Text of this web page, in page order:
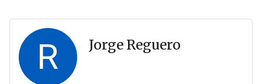
R Jorge Reguero